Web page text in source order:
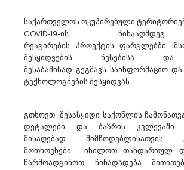
Შპს Ვ. Სანიკიძის Სახელობის Ომის Ვეტერანთა Კლინიკური
71600000 - ტექნიკური შემოწმება, ანალიზი და
მომსახურებები.
შპს “ვ. სანიკიძის სახელობის ომის
ჰოსპიტალი “ (ს/კ 202054908, ელ. ფოსტა:
ახორციელებს ბაზრის კვლევას ტექნიკური
საქართველოს ოკუპირებული
COVID-19-ის
რეაგირების პროექტის ფარგლებში,
შესყიდვების წესებისა და
შესაბამისად გეგმავს საინფორმაციო და
ტექნოლოგიების შესყიდვას.
გთხოვთ, შესასყიდი საქონლის
დეტალები და ბაზრის კვლევაში
მისაღებად მიმწოდებლისათვის
მოთხოვნები იხილოთ თანდართულ
წარმოადგინოთ წინადადება